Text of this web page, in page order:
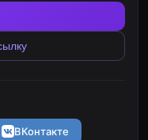
ВКонтакте